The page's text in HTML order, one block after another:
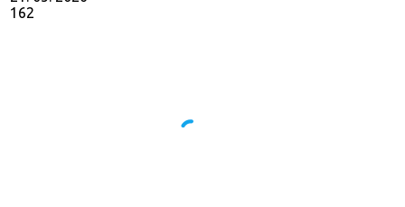
162